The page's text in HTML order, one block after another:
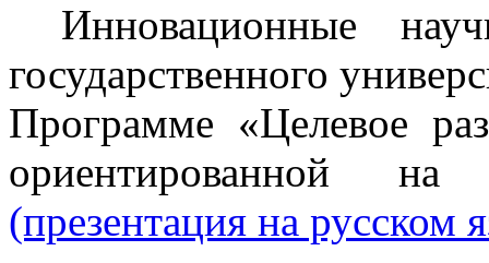
Инновационные
государственного
Программе «Целевое
ориентированной на
(презентация на русском